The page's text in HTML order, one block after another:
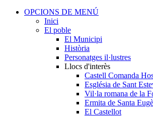
OPCIONS DE MENÚ
Inici
El poble
El Municipi
Història
Personatges il·lustres
Llocs d'interès
Castell Comanda
Església de Sant
Vil·la romana de la
Ermita de Santa
El Castellot